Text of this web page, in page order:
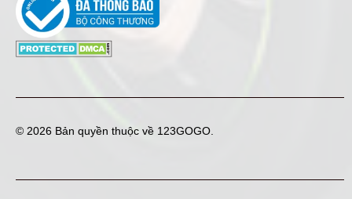
© 2026 Bản quyền thuộc về 123GOGO